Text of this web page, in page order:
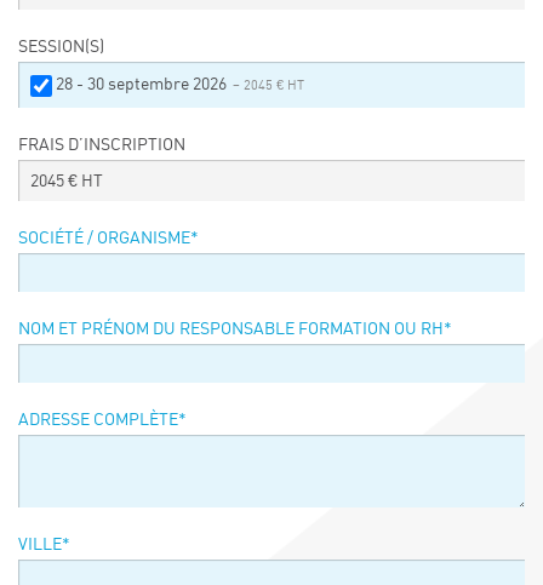
LOCATION DE SALLES DE FORMATION
Accès
Événements
FRENCH-CHINESE CONFERENCE ON GREEN
SESSION(S)
28 - 30 septembre 2026 – 2045 € HT
FRAIS D’INSCRIPTION
2045 € HT
SOCIÉTÉ / ORGANISME*
NOM ET PRÉNOM DU RESPONSABLE FORMATION OU RH *
ADRESSE COMPLÈTE*
VILLE*